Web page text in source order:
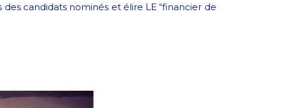
candidats nominés et élire LE “financier de